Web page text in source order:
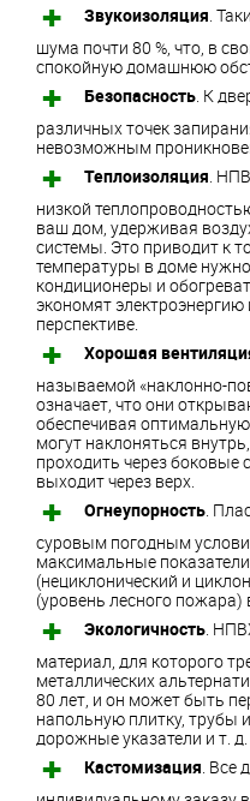
Звукоизоляция.
шума почти 80 %, что, в
спокойную домашнюю
Безопасность. К
различных точек
невозможным
Теплоизоляция.
низкой
ваш дом, удерживая
системы. Это приводит к
температуры в доме
кондиционеры и
экономят электроэнергию
перспективе.
Хорошая
называемой «наклонно-
означает, что они
обеспечивая
могут наклоняться
проходить через боковые
выходит через верх.
Огнеупорность.
суровым погодным
максимальные
(нециклонический и
(уровень лесного пожара)
Экологичность.
материал, для которого
металлических
80 лет, и он может быть
напольную плитку, трубы
дорожные указатели и т. д.
Кастомизация. Все